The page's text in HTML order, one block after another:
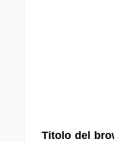
Titolo del